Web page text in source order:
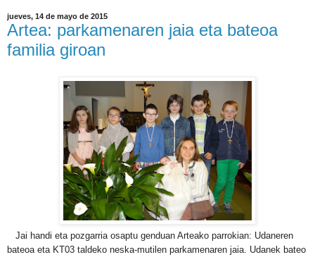
jueves, 14 de mayo de 2015
Artea: parkamenaren jaia eta bateoa
familia giroan
Jai handi eta pozgarria osaptu genduan Arteako parrokian: Udaneren
bateoa eta KT03 taldeko neska-mutilen parkamenaren jaia. Udanek bateo